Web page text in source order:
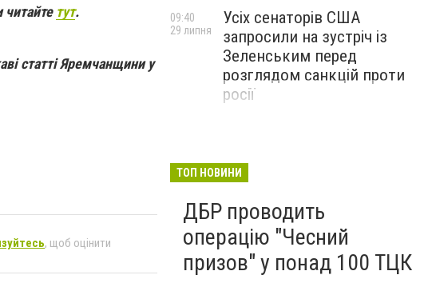
читайте тут.
статті Яремчанщини у
, щоб оцінити
Усіх сенаторів США
запросили на зустріч із
Зеленським перед
розглядом санкцій проти
росії
09:40
29 липня
ТОП НОВИНИ
ДБР проводить
операцію "Чесний
призов" у понад 100 ТЦК